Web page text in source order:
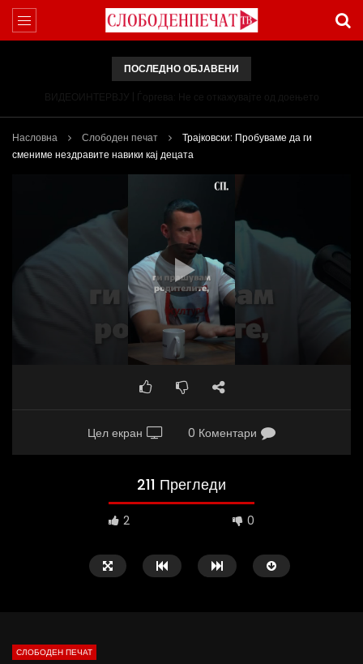
ПОСЛЕДНО ОБЈАВЕНИ
Насловна Слободен печат
Трајковски: Пробуваме да ги
смениме нездравите навики кај децата
Цел екран 0 Коментари
211 Прегледи
2 0
СЛОБОДЕН ПЕЧАТ